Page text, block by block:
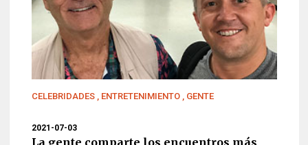
CELEBRIDADES , ENTRETENIMIENTO , GENTE
2021-07-03